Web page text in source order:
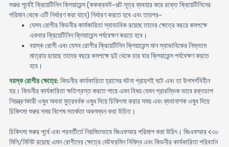
শুরুর পূর্বেই ক্রিয়েটিনিন ক্লিয়ারেন্স (ককক্রফট-গল্ট সূত্র ব্যবহার করে রক্তে ক্রিয়েটিনিনের
পরিমান থেকে এটি নির্ধারণ করা যাবে) নির্ধারণ করতে হবে এবং তারপর-
যেসব রোগীর কিডনীর কার্যকারিতা স্বাভাবিক রয়েছে তাদের ক্ষেত্রে বছরে কমপক্ষে
একবার ক্রিয়েটিনিন ক্লিয়ারেন্স পর্যবেক্ষণ করতে হবে।
বয়স্ক রোগী এবং যেসব রোগীর ক্রিয়েটিনিন ক্লিয়ারেন্স মান স্বাভাবিকের নিম্নতম
মাত্রায় রয়েছে তাদের বছরে কমপক্ষে দুই থেকে চার বার ক্লিয়ারেন্স পর্যবেক্ষণ করতে
হবে।
বয়স্ক রোগীর ক্ষেত্রে: কিডনীর কার্যকারিতা হ্রাসের ঘটনা প্রায়শই ঘটে এবং তা উপসর্গবিহীন
হয়। কিডনীর কার্যকারিতা ক্ষতিগ্রস্ত করতে পারে এমন বিষয় যেমন প্রারম্ভিক ভাবে রক্তচাপ
নিয়ন্ত্রণকারী ওষুধ অথবা মুত্রবর্ধক ওষুধ দিয়ে চিকিৎসা করার সময় এবং ব্যথানাশক ওষুধ দিয়ে
চিকিৎসা শুরুর সময় বিশেষ সতর্কতা অবলম্বন করা উচিত।
চিকিৎসা শুরুর পূর্বে এবং পরবর্তীর্তে নিয়মিতভাবে জিএফআর পরিমাপ করা উচিৎ। জিএফআর <৩০
মিলি/মিনিট রয়েছে এমন রোগীদের ক্ষেত্রে মেটফরমিন নিষিদ্ধ এবং কিডনীর কার্যকারিতা পরিবর্তন